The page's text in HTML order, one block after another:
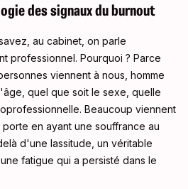
des signaux du burnout
au cabinet, on parle
professionnel. Pourquoi ? Parce
viennent à nous, homme
quel que soit le sexe, quelle
Beaucoup viennent
en ayant une souffrance au
d'une lassitude, un véritable
fatigue qui a persisté dans le